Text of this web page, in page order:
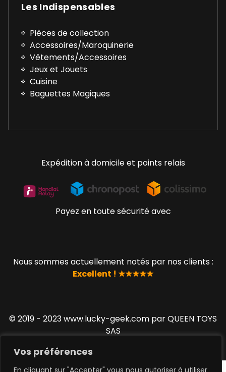
Vos préférences
En cliquant sur "Accepter" vous nous autoriser à utiliser
Les Indispensables
Pièces de collection
Accessoires/Maroquinerie
Vêtements/Accessoires
Jeux et Jouets
Cuisine
Baguettes Magiques
Expédition à domicile et points relais
Payez en toute sécurité avec
Nous sommes actuellement notés par nos clients :
Excellent ! ★★★★★
© 2019 - 2023 www.lucky-geek.com par QUEEN TOYS
SAS